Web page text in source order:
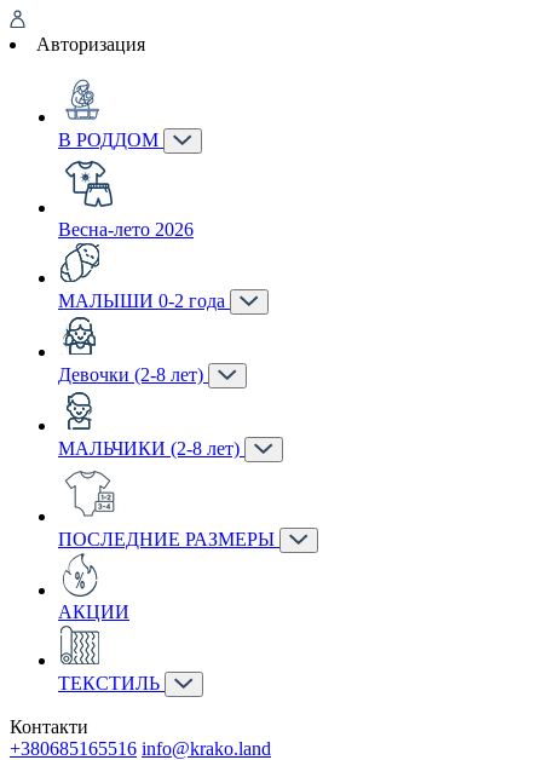
Авторизация
В РОДДОМ
Весна-лето 2026
МАЛЫШИ 0-2 года
Девочки (2-8 лет)
МАЛЬЧИКИ (2-8 лет)
ПОСЛЕДНИЕ РАЗМЕРЫ
АКЦИИ
ТЕКСТИЛЬ
Контакти
+380685165516 info@krako.land